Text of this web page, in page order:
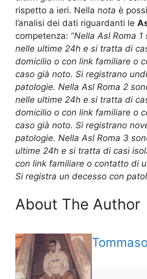
rispetto a ieri. Nella nota è
l’analisi dei dati riguardanti le
competenza: “Nella Asl Roma
nelle ultime 24h e si tratta di
domicilio o con link familiare o
caso già noto. Si registrano
patologie. Nella Asl Roma 2
nelle ultime 24h e si tratta di
domicilio o con link familiare o
caso già noto. Si registrano
patologie. Nella Asl Roma 3
ultime 24h e si tratta di casi
con link familiare o contatto di
Si registra un decesso con
About The Author